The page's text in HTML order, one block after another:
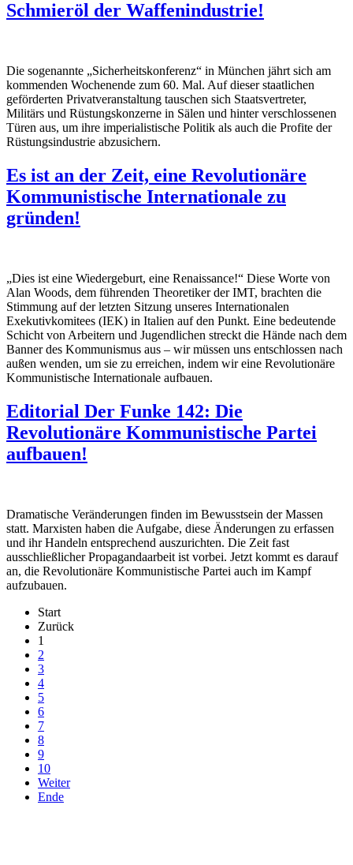
Schmieröl der Waffenindustrie!
Die sogenannte „Sicherheitskonferenz“ in München jährt sich am
kommenden Wochenende zum 60. Mal. Auf dieser staatlichen
geförderten Privatveranstaltung tauschen sich Staatsvertreter,
Militärs und Rüstungskonzerne in Sälen und hinter verschlossenen
Türen aus, um ihre imperialistische Politik als auch die Profite der
Rüstungsindustrie abzusichern.
Es ist an der Zeit, eine Revolutionäre
Kommunistische Internationale zu
gründen!
„Dies ist eine Wiedergeburt, eine Renaissance!“ Diese Worte von
Alan Woods, dem führenden Theoretiker der IMT, brachten die
Stimmung auf der letzten Sitzung unseres Internationalen
Exekutivkomitees (IEK) in Italien auf den Punkt. Eine bedeutende
Schicht von Arbeitern und Jugendlichen streckt die Hände nach dem
Banner des Kommunismus aus – wir müssen uns entschlossen nach
außen wenden, um sie zu erreichen, indem wir eine Revolutionäre
Kommunistische Internationale aufbauen.
Editorial Der Funke 142: Die
Revolutionäre Kommunistische Partei
aufbauen!
Dramatische Veränderungen finden im Bewusstsein der Massen
statt. Marxisten haben die Aufgabe, diese Änderungen zu erfassen
und ihr Handeln entsprechend auszurichten. Die Zeit fast
ausschließlicher Propagandaarbeit ist vorbei. Jetzt kommt es darauf
an, die Revolutionäre Kommunistische Partei auch im Kampf
aufzubauen.
Start
Zurück
1
2
3
4
5
6
7
8
9
10
Weiter
Ende